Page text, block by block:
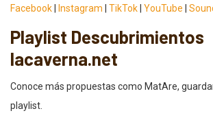
Facebook Instagram TikTok YouTube
Playlist Descubrimientos
lacaverna.net
Conoce más propuestas como MatAre,
playlist.